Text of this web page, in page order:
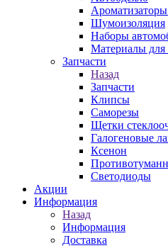
Шумоизоляция
Наборы
Материалы для
Запчасти
Назад
Запчасти
Клипсы
Саморезы
Щетки
Галогеновые
Ксенон
Светодиоды
Акции
Информация
Назад
Информация
Доставка